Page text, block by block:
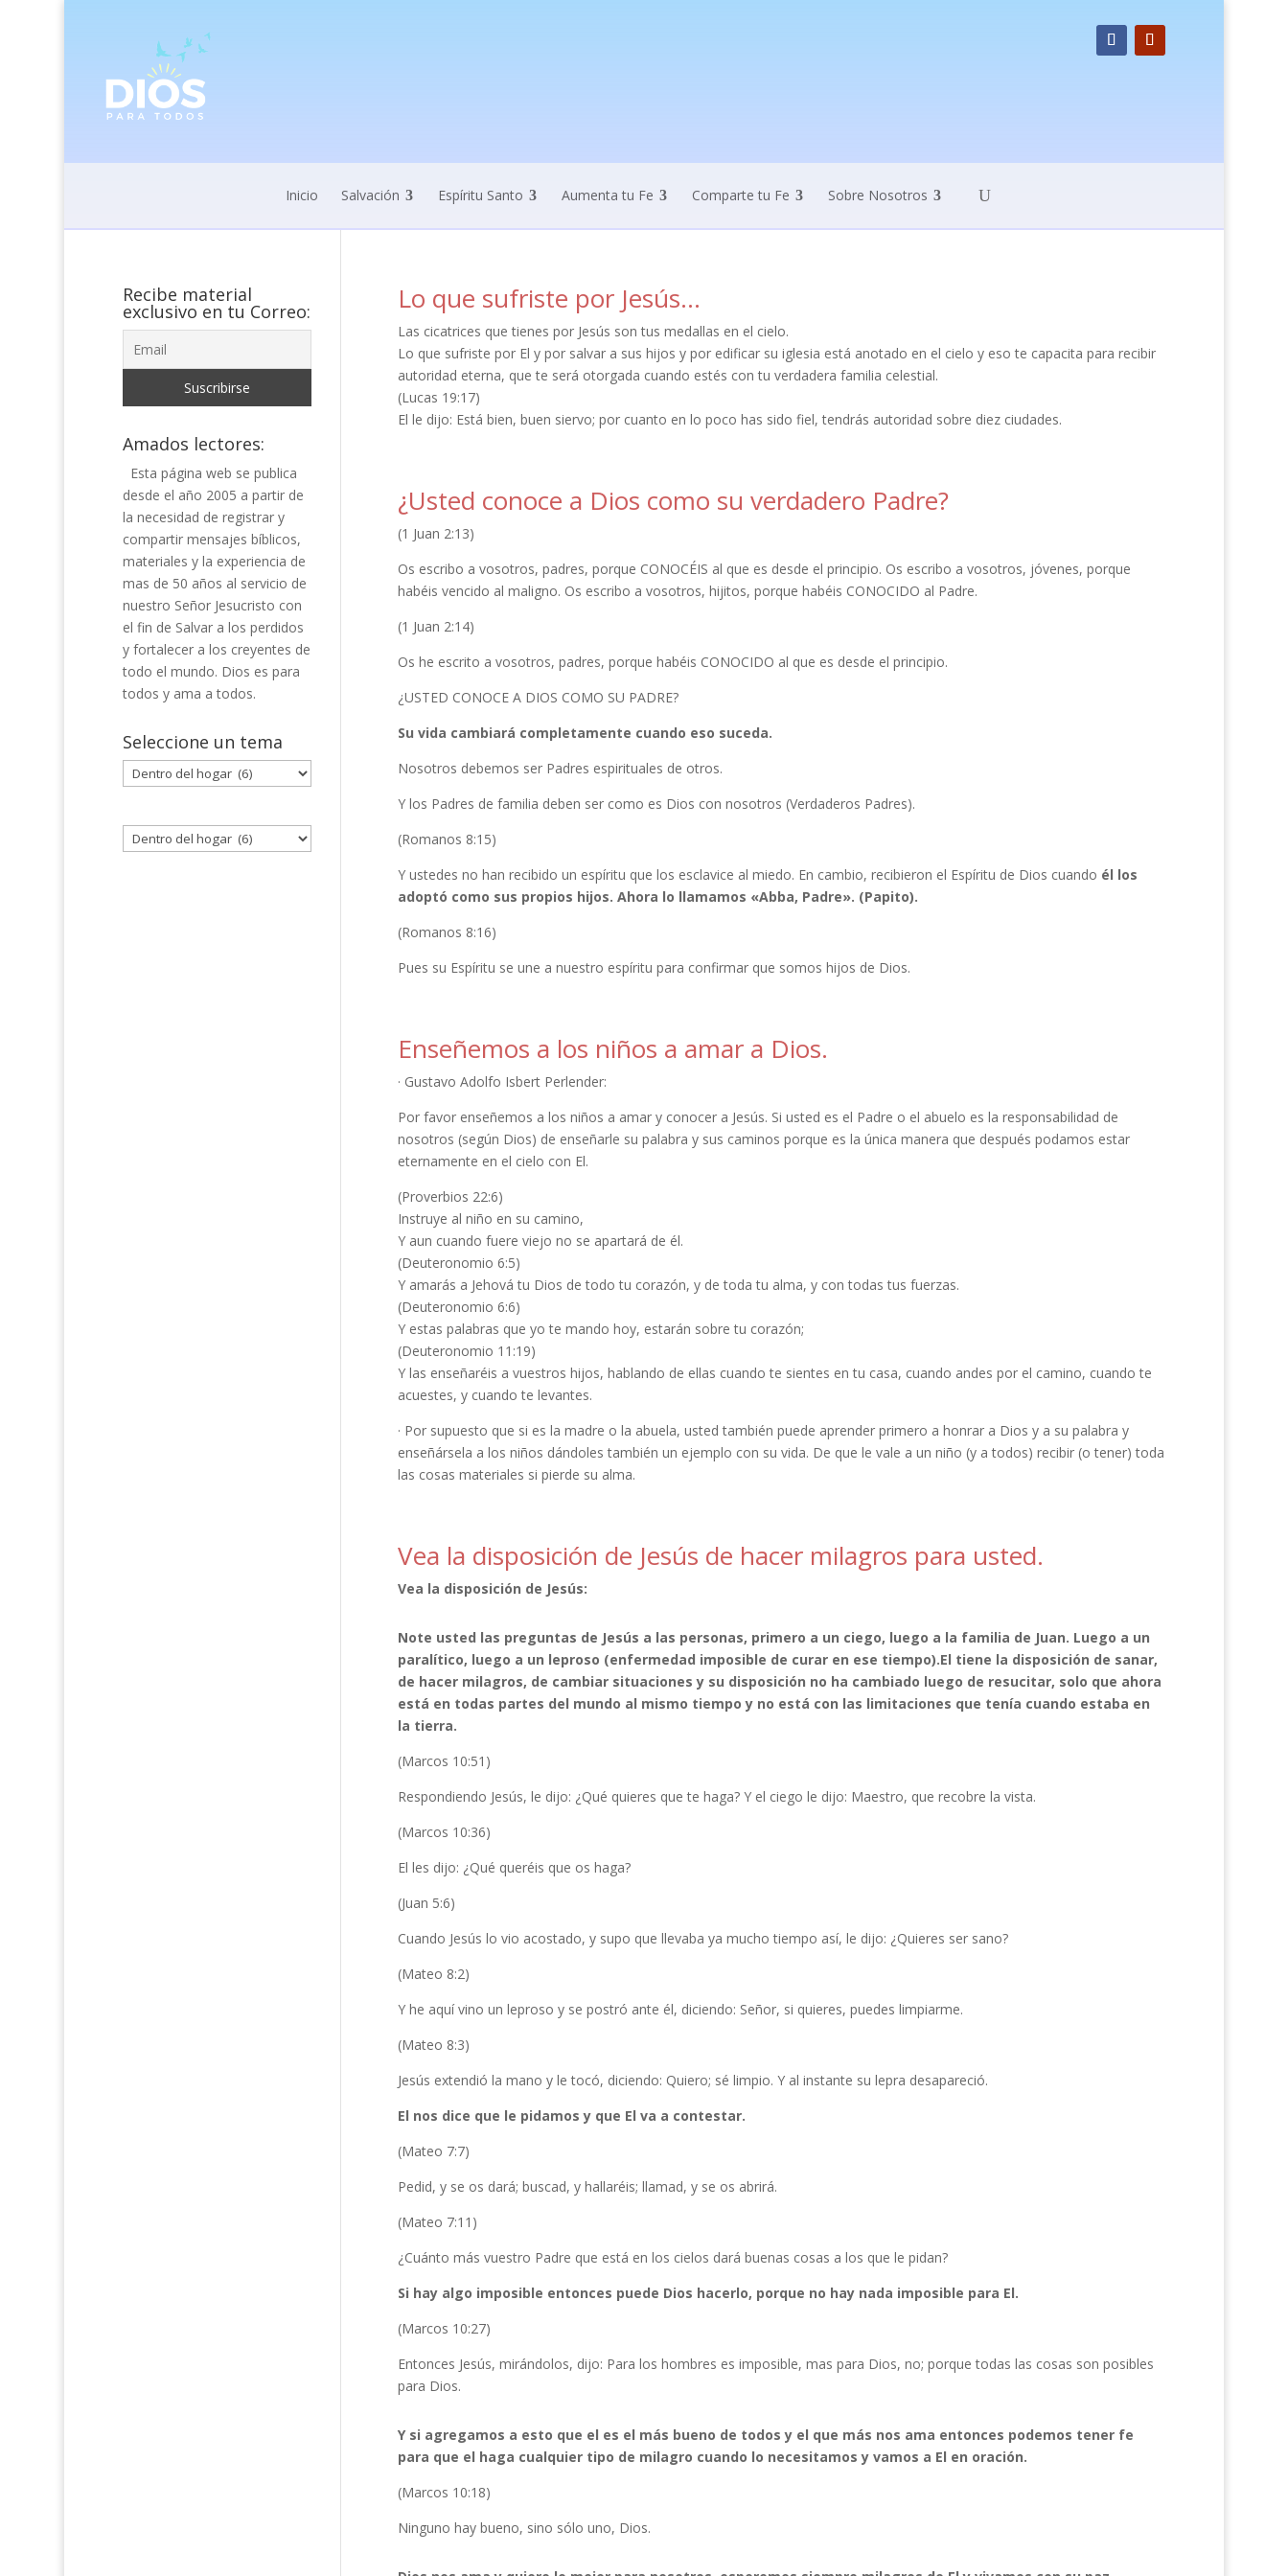
Inicio Salvación Espíritu Santo Aumenta tu Fe Comparte tu Fe Sobre Nosotros
Lo que sufriste por Jesús…
Las cicatrices que tienes por Jesús son tus medallas en el cielo.
Lo que sufriste por El y por salvar a sus hijos y por edificar su iglesia está anotado en el cielo y eso te capacita para recibir
autoridad eterna, que te será otorgada cuando estés con tu verdadera familia celestial.
(Lucas 19:17)
El le dijo: Está bien, buen siervo; por cuanto en lo poco has sido fiel, tendrás autoridad sobre diez ciudades.
¿Usted conoce a Dios como su verdadero Padre?
(1 Juan 2:13)
Os escribo a vosotros, padres, porque CONOCÉIS al que es desde el principio. Os escribo a vosotros, jóvenes, porque
habéis vencido al maligno. Os escribo a vosotros, hijitos, porque habéis CONOCIDO al Padre.
(1 Juan 2:14)
Os he escrito a vosotros, padres, porque habéis CONOCIDO al que es desde el principio.
¿USTED CONOCE A DIOS COMO SU PADRE?
Su vida cambiará completamente cuando eso suceda.
Nosotros debemos ser Padres espirituales de otros.
Y los Padres de familia deben ser como es Dios con nosotros (Verdaderos Padres).
(Romanos 8:15)
Y ustedes no han recibido un espíritu que los esclavice al miedo. En cambio, recibieron el Espíritu de Dios cuando él los
adoptó como sus propios hijos. Ahora lo llamamos «Abba, Padre». (Papito).
(Romanos 8:16)
Pues su Espíritu se une a nuestro espíritu para confirmar que somos hijos de Dios.
Enseñemos a los niños a amar a Dios.
· Gustavo Adolfo Isbert Perlender:
Por favor enseñemos a los niños a amar y conocer a Jesús. Si usted es el Padre o el abuelo es la responsabilidad de
nosotros (según Dios) de enseñarle su palabra y sus caminos porque es la única manera que después podamos estar
eternamente en el cielo con El.
(Proverbios 22:6)
Instruye al niño en su camino,
Y aun cuando fuere viejo no se apartará de él.
(Deuteronomio 6:5)
Y amarás a Jehová tu Dios de todo tu corazón, y de toda tu alma, y con todas tus fuerzas.
(Deuteronomio 6:6)
Y estas palabras que yo te mando hoy, estarán sobre tu corazón;
(Deuteronomio 11:19)
Y las enseñaréis a vuestros hijos, hablando de ellas cuando te sientes en tu casa, cuando andes por el camino, cuando te
acuestes, y cuando te levantes.
· Por supuesto que si es la madre o la abuela, usted también puede aprender primero a honrar a Dios y a su palabra y
enseñársela a los niños dándoles también un ejemplo con su vida. De que le vale a un niño (y a todos) recibir (o tener) toda
las cosas materiales si pierde su alma.
Vea la disposición de Jesús de hacer milagros para usted.
Vea la disposición de Jesús:
Note usted las preguntas de Jesús a las personas, primero a un ciego, luego a la familia de Juan. Luego a un
paralítico, luego a un leproso (enfermedad imposible de curar en ese tiempo).El tiene la disposición de sanar,
de hacer milagros, de cambiar situaciones y su disposición no ha cambiado luego de resucitar, solo que ahora
está en todas partes del mundo al mismo tiempo y no está con las limitaciones que tenía cuando estaba en
la tierra.
(Marcos 10:51)
Respondiendo Jesús, le dijo: ¿Qué quieres que te haga? Y el ciego le dijo: Maestro, que recobre la vista.
(Marcos 10:36)
El les dijo: ¿Qué queréis que os haga?
(Juan 5:6)
Cuando Jesús lo vio acostado, y supo que llevaba ya mucho tiempo así, le dijo: ¿Quieres ser sano?
(Mateo 8:2)
Y he aquí vino un leproso y se postró ante él, diciendo: Señor, si quieres, puedes limpiarme.
(Mateo 8:3)
Jesús extendió la mano y le tocó, diciendo: Quiero; sé limpio. Y al instante su lepra desapareció.
El nos dice que le pidamos y que El va a contestar.
(Mateo 7:7)
Pedid, y se os dará; buscad, y hallaréis; llamad, y se os abrirá.
(Mateo 7:11)
¿Cuánto más vuestro Padre que está en los cielos dará buenas cosas a los que le pidan?
Si hay algo imposible entonces puede Dios hacerlo, porque no hay nada imposible para El.
(Marcos 10:27)
Entonces Jesús, mirándolos, dijo: Para los hombres es imposible, mas para Dios, no; porque todas las cosas son posibles
para Dios.
Y si agregamos a esto que el es el más bueno de todos y el que más nos ama entonces podemos tener fe
para que el haga cualquier tipo de milagro cuando lo necesitamos y vamos a El en oración.
(Marcos 10:18)
Ninguno hay bueno, sino sólo uno, Dios.
Recibe material
exclusivo en tu Correo:
Amados lectores:
Esta página web se publica
desde el año 2005 a partir de
la necesidad de registrar y
compartir mensajes bíblicos,
materiales y la experiencia de
mas de 50 años al servicio de
nuestro Señor Jesucristo con
el fin de Salvar a los perdidos
y fortalecer a los creyentes de
todo el mundo. Dios es para
todos y ama a todos.
Seleccione un tema
Seleccione
un